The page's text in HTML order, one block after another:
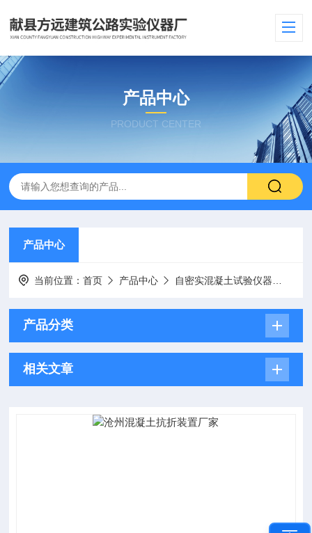
产品中心
PRODUCT CENTER
产品中心
当前位置：首页 产品中心 自密实混凝土试验仪器
产品分类
相关文章